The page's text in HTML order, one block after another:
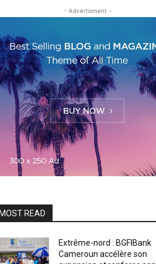
- Advertisment -
READ
Extrême-nord : BGFIBank
Cameroun accélère son